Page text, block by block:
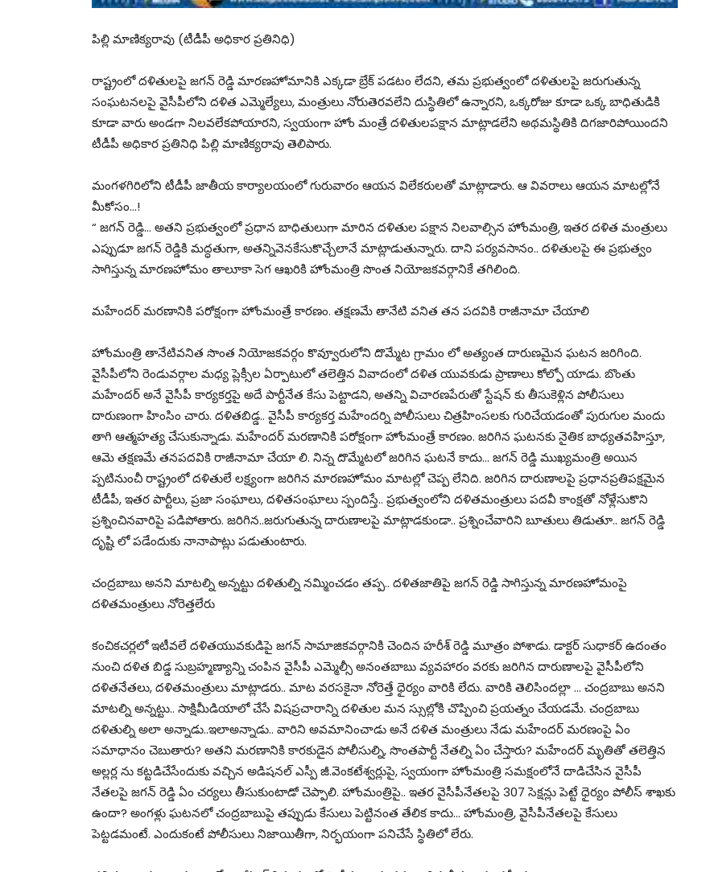
పిల్లి మాణిక్యరావు (టీడీపీ అధికార ప్రతినిధి)
రాష్ట్రంలో దళితులపై జగన్ రెడ్డి మారణహోమానికి ఎక్కడా బ్రేక్ పడటం లేదని, తమ ప్రభుత్వంలో దళితులపై జరుగుతున్న
సంఘటనలపై వైసీపీలోని దళిత ఎమ్మెల్యేలు, మంత్రులు నోరుతెరవలేని దుస్థితిలో ఉన్నారని, ఒక్కరోజు కూడా ఒక్క బాధితుడికి
కూడా వారు అండగా నిలవలేకపోయారని, స్వయంగా హోం మంత్రే దళితులపక్షాన మాట్లాడలేని అథమస్థితికి దిగజారిపోయిందని
టీడీపీ అధికార ప్రతినిధి పిల్లి మాణిక్యరావు తెలిపారు.
మంగళగిరిలోని టీడీపీ జాతీయ కార్యాలయంలో గురువారం ఆయన విలేకరులతో మాట్లాడారు. ఆ వివరాలు ఆయన మాటల్లోనే
మీకోసం…!
“ జగన్ రెడ్డి… అతని ప్రభుత్వంలో ప్రధాన బాధితులుగా మారిన దళితుల పక్షాన నిలవాల్సిన హోంమంత్రి, ఇతర దళిత మంత్రులు
ఎప్పుడూ జగన్ రెడ్డికి మద్ధతుగా, అతన్నివెనకేసుకొచ్చేలానే మాట్లాడుతున్నారు. దాని పర్యవసానం.. దళితులపై ఈ ప్రభుత్వం
సాగిస్తున్న మారణహోమం తాలూకా సెగ ఆఖరికి హోంమంత్రి సొంత నియోజకవర్గానికే తగిలింది.
మహేందర్ మరణానికి పరోక్షంగా హోంమంత్రే కారణం. తక్షణమే తానేటి వనిత తన పదవికి రాజీనామా చేయాలి
హోంమంత్రి తానేటివనిత సొంత నియోజకవర్గం కొవ్వూరులోని దొమ్మేట గ్రామం లో అత్యంత దారుణమైన ఘటన జరిగింది.
వైసీపీలోని రెండువర్గాల మధ్య ప్లెక్సీల ఏర్పాటులో తలెత్తిన వివాదంలో దళిత యువకుడు ప్రాణాలు కోల్పో యాడు. బొంతు
మహేందర్ అనే వైసీపీ కార్యకర్తపై అదే పార్టీనేత కేసు పెట్టాడని, అతన్ని విచారణపేరుతో స్టేషన్ కు తీసుకెళ్లిన పోలీసులు
దారుణంగా హింసిం చారు. దళితబిడ్డ.. వైసీపీ కార్యకర్త మహేందర్ని పోలీసులు చిత్రహింసలకు గురిచేయడంతో పురుగుల మందు
తాగి ఆత్మహత్య చేసుకున్నాడు. మహేందర్ మరణానికి పరోక్షంగా హోంమంత్రే కారణం. జరిగిన ఘటనకు నైతిక బాధ్యతవహిస్తూ,
ఆమె తక్షణమే తనపదవికి రాజీనామా చేయా లి. నిన్న దొమ్మేటలో జరిగిన ఘటనే కాదు… జగన్ రెడ్డి ముఖ్యమంత్రి అయిన
ప్పటినుంచీ రాష్ట్రంలో దళితులే లక్ష్యంగా జరిగిన మారణహోమం మాటల్లో చెప్ప లేనిది. జరిగిన దారుణాలపై ప్రధానప్రతిపక్షమైన
టీడీపీ, ఇతర పార్టీలు, ప్రజా సంఘాలు, దళితసంఘాలు స్పందిస్తే.. ప్రభుత్వంలోని దళితమంత్రులు పదవీ కాంక్షతో నోళ్లేసుకొని
ప్రశ్నించినవారిపై పడిపోతారు. జరిగిన..జరుగుతున్న దారుణాలపై మాట్లాడకుండా.. ప్రశ్నించేవారిని బూతులు తిడుతూ.. జగన్ రెడ్డి
దృష్టి లో పడేందుకు నానాపాట్లు పడుతుంటారు.
చంద్రబాబు అనని మాటల్ని అన్నట్టు దళితుల్ని నమ్మించడం తప్ప.. దళితజాతిపై జగన్ రెడ్డి సాగిస్తున్న మారణహోమంపై
దళితమంత్రులు నోరెత్తలేరు
కంచికచర్లలో ఇటీవలే దళితయువకుడిపై జగన్ సామాజికవర్గానికి చెందిన హరీశ్ రెడ్డి మూత్రం పోశాడు. డాక్టర్ సుధాకర్ ఉదంతం
నుంచి దళిత బిడ్డ సుబ్రహ్మణ్యాన్ని చంపిన వైసీపీ ఎమ్మెల్సీ అనంతబాబు వ్యవహారం వరకు జరిగిన దారుణాలపై వైసీపీలోని
దళితనేతలు, దళితమంత్రులు మాట్లాడరు.. మాట వరసకైనా నోరెత్తే ధైర్యం వారికి లేదు. వారికి తెలిసిందల్లా … చంద్రబాబు అనని
మాటల్ని అన్నట్టు.. సాక్షిమీడియాలో చేసే విషప్రచారాన్ని దళితుల మన స్సుల్లోకి చొప్పించి ప్రయత్నం చేయడమే. చంద్రబాబు
దళితుల్ని అలా అన్నాడు..ఇలాఅన్నాడు.. వారిని అవమానించాడు అనే దళిత మంత్రులు నేడు మహేందర్ మరణంపై ఏం
సమాధానం చెబుతారు? అతని మరణానికి కారకుడైన పోలీసుల్ని, సొంతపార్టీ నేతల్ని ఏం చేస్తారు? మహేందర్ మృతితో తలెత్తిన
అల్లర్ల ను కట్టడిచేసేందుకు వచ్చిన అడిషనల్ ఎస్పీ జీ.వెంకటేశ్వర్లుపై, స్వయంగా హోంమంత్రి సమక్షంలోనే దాడిచేసిన వైసీపీ
నేతలపై జగన్ రెడ్డి ఏం చర్యలు తీసుకుంటాడో చెప్పాలి. హోంమంత్రిపై.. ఇతర వైసీపీనేతలపై 307 సెక్షన్లు పెట్టే ధైర్యం పోలీస్ శాఖకు
ఉందా? అంగళ్లు ఘటనలో చంద్రబాబుపై తప్పుడు కేసులు పెట్టినంత తేలిక కాదు… హోంమంత్రి, వైసీపీనేతలపై కేసులు
పెట్టడమంటే. ఎందుకంటే పోలీసులు నిజాయితీగా, నిర్భయంగా పనిచేసే స్థితిలో లేరు.